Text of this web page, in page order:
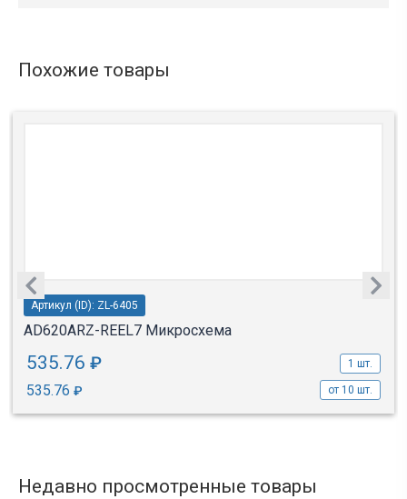
Похожие товары
Артикул (ID): ZL-6405
AD620ARZ-REEL7 Микросхема
535.76 ₽ 1 шт.
535.76 ₽ от 10 шт.
Недавно просмотренные товары